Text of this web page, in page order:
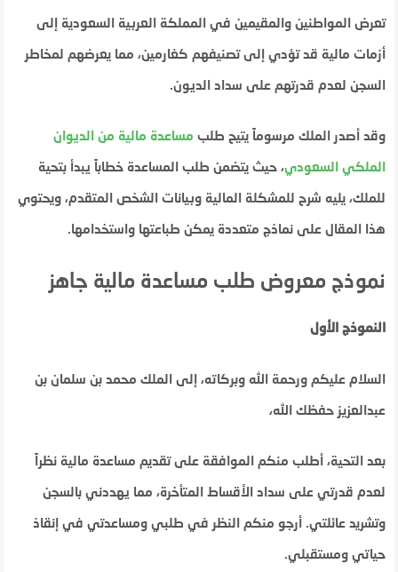
تعرض المواطنين والمقيمين في المملكة العربية السعودية إلى
أزمات مالية قد تؤدي إلى تصنيفهم كغارمين، مما يعرضهم لمخاطر
السجن لعدم قدرتهم على سداد الديون.
وقد أصدر الملك مرسوماً يتيح طلب مساعدة مالية من الديوان
الملكي السعودي، حيث يتضمن طلب المساعدة خطاباً يبدأ بتحية
للملك، يليه شرح للمشكلة المالية وبيانات الشخص المتقدم، ويحتوي
هذا المقال على نماذج متعددة يمكن طباعتها واستخدامها.
نموذج معروض طلب مساعدة مالية جاهز
النموذج الأول
السلام عليكم ورحمة الله وبركاته، إلى الملك محمد بن سلمان بن
عبدالعزيز حفظك الله،
بعد التحية، أطلب منكم الموافقة على تقديم مساعدة مالية نظراً
لعدم قدرتي على سداد الأقساط المتأخرة، مما يهددني بالسجن
وتشريد عائلتي. أرجو منكم النظر في طلبي ومساعدتي في إنقاذ
حياتي ومستقبلي.